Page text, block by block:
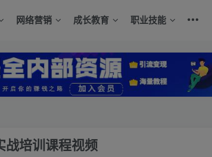
网络营销 成长教育 职业技能
战培训课程视频